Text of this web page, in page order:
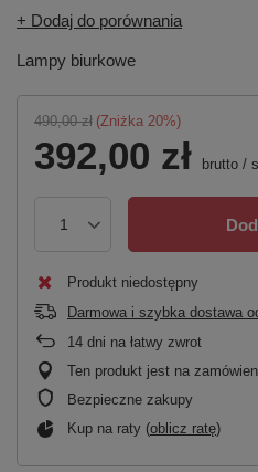
+ Dodaj do porównania
Lampy biurkowe
490,00 zł (Zniżka 20%)
392,00 zł brutto /
Produkt niedostępny
Darmowa i szybka dostawa
14 dni na łatwy zwrot
Ten produkt jest na
Bezpieczne zakupy
Kup na raty (oblicz ratę)